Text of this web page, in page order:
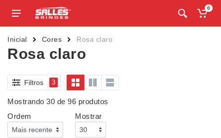
0
Inicial Cores Rosa claro
Rosa claro
Filtros 3
Mostrando 30 de 96 produtos
Ordem
Mostrar